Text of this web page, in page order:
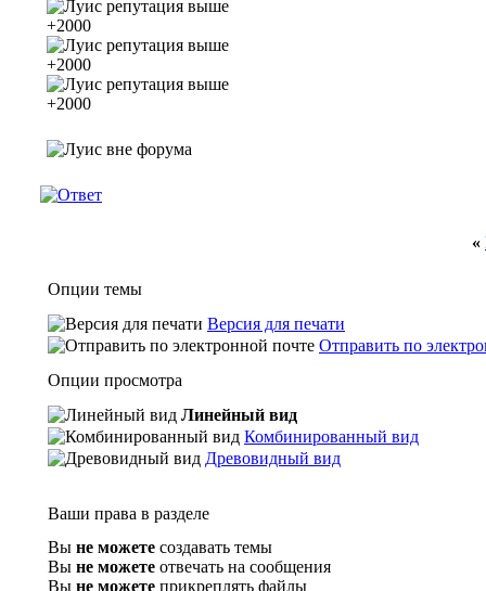
«
Опции темы
Версия для печати
Отправить по
Опции просмотра
Линейный вид
Комбинированный вид
Древовидный вид
Ваши права в разделе
Вы не можете создавать темы
Вы не можете отвечать на сообщения
Вы не можете прикреплять файлы